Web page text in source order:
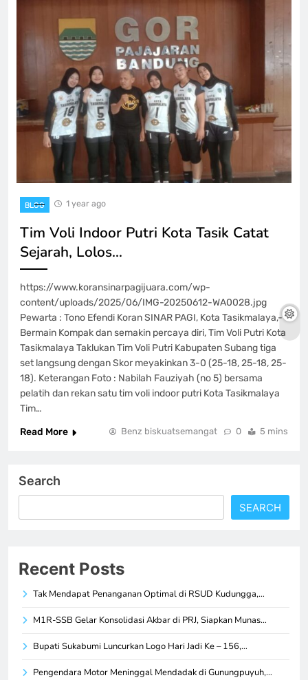
BLOG 1 year ago
Tim Voli Indoor Putri Kota Tasik Catat
Sejarah, Lolos…
https://www.koransinarpagijuara.com/wp-
content/uploads/2025/06/IMG-20250612-WA0028.jpg
Pewarta : Tono Efendi Koran SINAR PAGI, Kota Tasikmalaya,-
Bermain Kompak dan semakin percaya diri, Tim Voli Putri Kota
Tasikmalaya Taklukan Tim Voli Putri Kabupaten Subang tiga
set langsung dengan Skor meyakinkan 3-0 (25-18, 25-18, 25-
18). Keterangan Foto : Nabilah Fauziyah (no 5) bersama
pelatih dan rekan satu tim voli indoor putri Kota Tasikmalaya
Tim…
Read More
Benz biskuatsemangat 0 5 mins
Search
SEARCH
Recent Posts
Tak Mendapat Penanganan Optimal di RSUD Kudungga,…
M1R-SSB Gelar Konsolidasi Akbar di PRJ, Siapkan Munas…
Bupati Sukabumi Luncurkan Logo Hari Jadi Ke – 156,…
Pengendara Motor Meninggal Mendadak di Gunungpuyuh,…